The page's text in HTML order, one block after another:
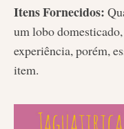
Itens Fornecidos:
um lobo
experiência, porém,
item.